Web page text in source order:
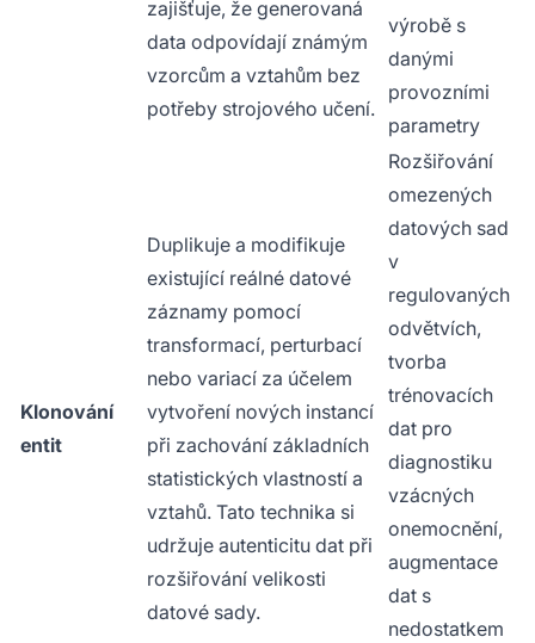
zajišťuje, že generovaná
data odpovídají známým
vzorcům a vztahům bez
potřeby strojového učení.
výrobě s
danými
provozními
parametry
Klonování
entit
Duplikuje a modifikuje
existující reálné datové
záznamy pomocí
transformací, perturbací
nebo variací za účelem
vytvoření nových instancí
při zachování základních
statistických vlastností a
vztahů. Tato technika si
udržuje autenticitu dat při
rozšiřování velikosti
datové sady.
Rozšiřování
omezených
datových sad
v
regulovaných
odvětvích,
tvorba
trénovacích
dat pro
diagnostiku
vzácných
onemocnění,
augmentace
dat s
nedostatkem